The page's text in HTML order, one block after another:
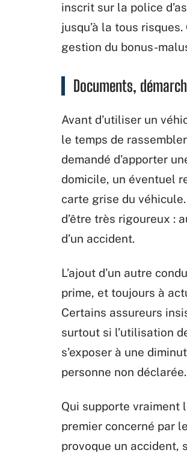
inscrit sur la police
jusqu’à la tous
gestion du bonus-
Documents,
Avant d’utiliser un
le temps de
demandé d’apporter
domicile, un éventuel
carte grise du
d’être très rigoureux :
d’un accident.
L’ajout d’un autre
prime, et toujours à
Certains assureurs
surtout si l’utilisation
s’exposer à une
personne non déclarée.
Qui supporte vraiment
premier concerné par
provoque un accident,